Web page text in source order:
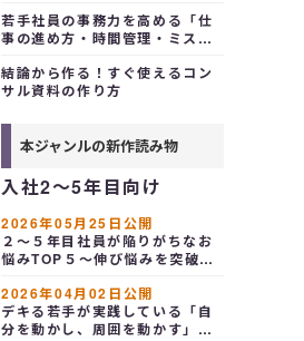
仕方」のポイント
若手社員の事務力を高める「仕
事の進め方・時間管理・ミス防
結論から作る！すぐ使えるコン
サル資料の作り方
本ジャンルの新作読み物
入社2～5年目向け
2026年05月25日公開
２～５年目社員が陥りがちなお
悩みTOP５～伸び悩みを突破す
2026年04月02日公開
デキる若手が実践している「自
分を動かし、周囲を動かす」３